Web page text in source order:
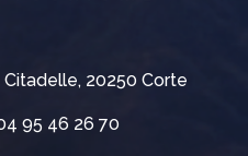
Citadelle, 20250 Corte
95 46 26 70